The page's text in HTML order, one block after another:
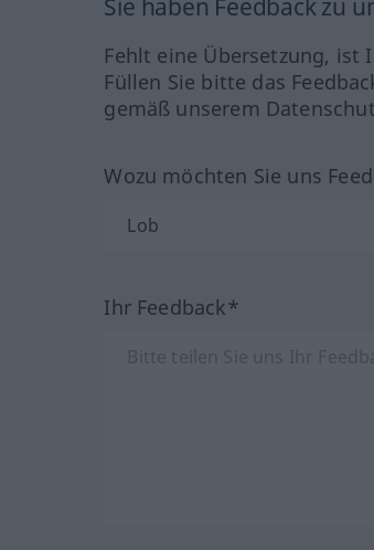
Sie haben Feedback zu
Fehlt eine Übersetzung, ist
Füllen Sie bitte das
gemäß unserem
Wozu möchten Sie uns
Ihr Feedback*